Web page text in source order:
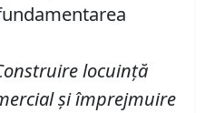
locuinţă
şi împrejmuire